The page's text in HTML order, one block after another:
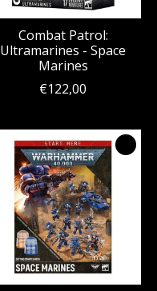
Combat Patrol:
Ultramarines - Space
Marines
€122,00